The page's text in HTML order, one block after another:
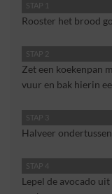
STAP 1
Rooster het brood
STAP 2
Zet een koekenpan
vuur en bak hierin
STAP 3
Halveer
STAP 4
Lepel de avocado